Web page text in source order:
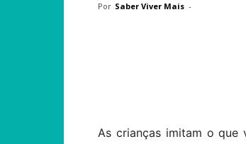
Por Saber Viver Mais -
As crianças imitam o que